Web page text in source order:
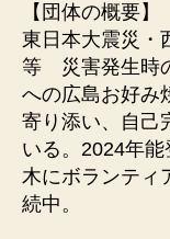
【団体の概要】
東日本大震災・
等 災害発生時
への広島お好み
寄り添い、自己
いる。2024年
木にボランティ
続中。